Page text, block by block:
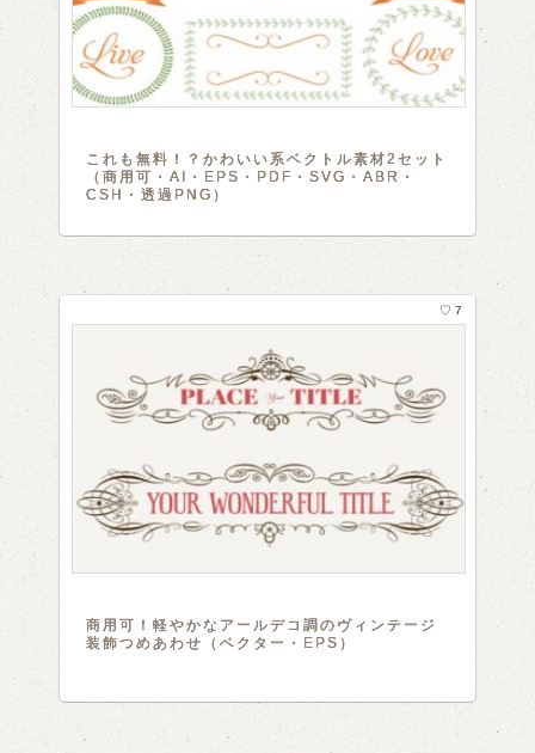
これも無料！？かわいい系ベクトル素材2セット
（商用可・AI・EPS・PDF・SVG・ABR・
CSH・透過PNG）
商用可！軽やかなアールデコ調のヴィンテージ
装飾つめあわせ（ベクター・EPS）
♡ 7